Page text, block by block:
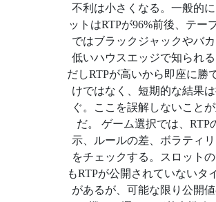
不利は小さくなる。一般的に
ットはRTPが96%前後、テー
ではブラックジャックやバ
低いハウスエッジで知られ
だしRTPが高いから即座に勝
けではなく、短期的な結果
ぐ。ここを誤解しないこと
だ。 ゲーム選択では、RTP
示、ルールの差、ボラティリ
をチェックする。スロット
もRTPが公開されていないタ
があるが、可能な限り公開